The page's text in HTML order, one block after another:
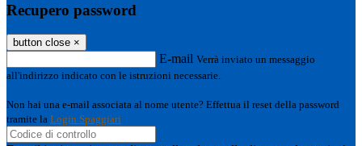
Recupero password
button close ×
E-mail Verrà inviato un messaggio
all'indirizzo indicato con le istruzioni necessarie.
Non hai una e-mail associata al nome utente? Effettua il reset della password
tramite la Login Spaggiari